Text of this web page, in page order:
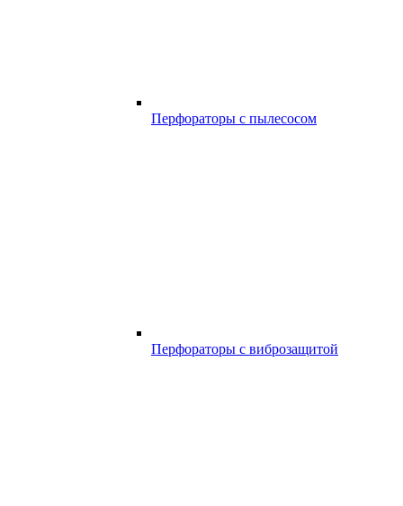
Перфораторы с пылесосом
Перфораторы с виброзащитой